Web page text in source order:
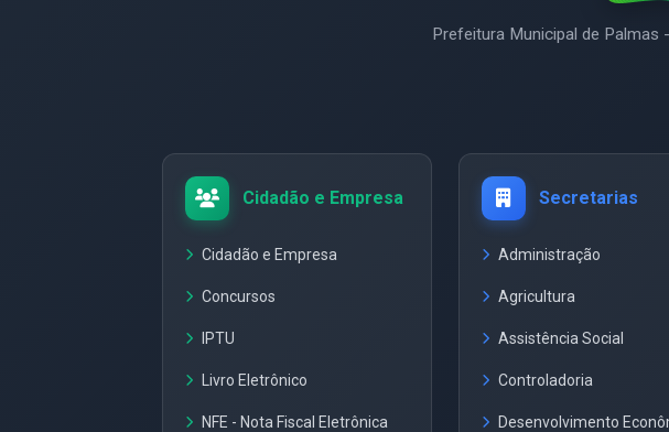
Prefeitura Municipal de
Cidadão e Empresa
Cidadão e Empresa
Concursos
IPTU
Livro Eletrônico
NFE - Nota Fiscal Eletrônica
Secretarias
Administração
Agricultura
Assistência Social
Controladoria
Desenvolvimento